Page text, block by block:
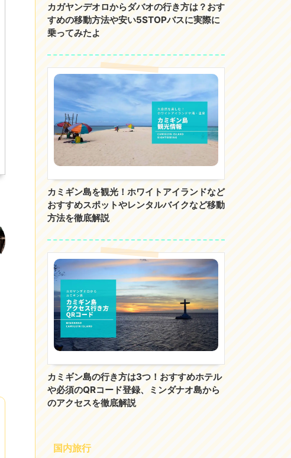
カガヤンデオロからダバオの行き方は？おす
すめの移動方法や安い5STOPバスに実際に
乗ってみたよ
カミギン島を観光！ホワイトアイランドなど
おすすめスポットやレンタルバイクなど移動
方法を徹底解説
カミギン島の行き方は3つ！おすすめホテル
や必須のQRコード登録、ミンダナオ島から
のアクセスを徹底解説
国内旅行